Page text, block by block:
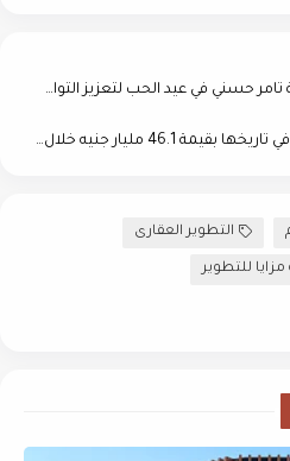
"SLVR Communities" ترعى حفلة تامر حسني في عيد الحب لتعزيز التواصل مع عملائها
مدينة مصر تحقق أعلى مبيعات في تاريخها بقيمة 46.1 مليار جنيه خلال 2024
التطوير العقارى
للتطوير